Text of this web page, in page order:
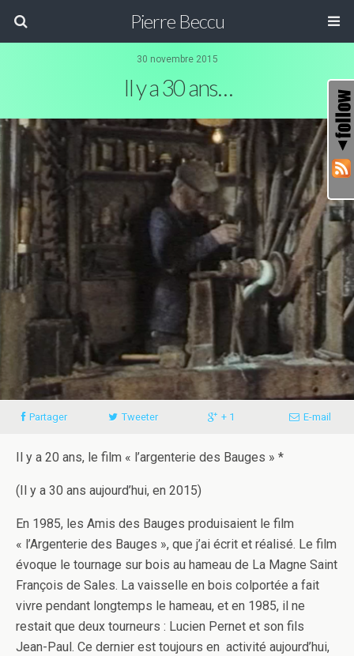
Pierre Beccu
30 novembre 2015
Il y a 30 ans…
Partager Tweeter + 1 E-mail
Il y a 20 ans, le film « l’argenterie des Bauges » *
(Il y a 30 ans aujourd’hui, en 2015)
En 1985, les Amis des Bauges produisaient le film
« l’Argenterie des Bauges », que j’ai écrit et réalisé. Le film
évoque le tournage sur bois au hameau de La Magne Saint
François de Sales. La vaisselle en bois colportée a fait
vivre pendant longtemps le hameau, et en 1985, il ne
restait que deux tourneurs : Lucien Pernet et son fils
Jean-Paul. Ce dernier est toujours en activité aujourd’hui,